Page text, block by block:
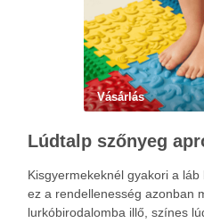
Vásárlás
Kisgyermekeknél gyakori a láb
ez a rendellenesség azonban
lurkóbirodalomba illő, színes